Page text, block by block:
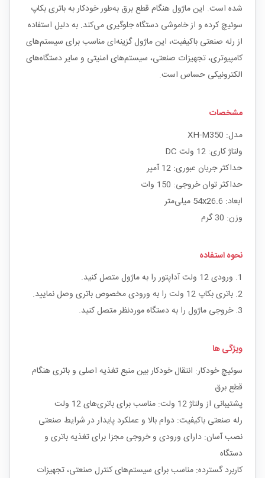
شده است. این ماژول هنگام قطع برق به‌طور خودکار به باتری بکاپ
سوئیچ کرده و از خاموشی دستگاه جلوگیری می‌کند. به دلیل استفاده
از رله صنعتی باکیفیت، این ماژول گزینه‌ای مناسب برای سیستم‌های
کامپیوتری، تجهیزات صنعتی، سیستم‌های امنیتی و سایر دستگاه‌های
الکترونیکی حساس است.
مشخصات
مدل: XH-M350
ولتاژ کاری: 12 ولت DC
حداکثر جریان عبوری: 12 آمپر
حداکثر توان خروجی: 150 وات
ابعاد: 54x26.6 میلی‌متر
وزن: 30 گرم
نحوه استفاده
1. ورودی 12 ولت آداپتور را به ماژول متصل کنید.
2. باتری بکاپ 12 ولت را به ورودی مخصوص باتری وصل نمایید.
3. خروجی ماژول را به دستگاه موردنظر متصل کنید.
ویژگی ها
سوئیچ خودکار: انتقال خودکار بین منبع تغذیه اصلی و باتری هنگام
قطع برق
پشتیبانی از ولتاژ 12 ولت: مناسب برای باتری‌های 12 ولت
رله صنعتی باکیفیت: دوام بالا و عملکرد پایدار در شرایط صنعتی
نصب آسان: دارای ورودی و خروجی مجزا برای تغذیه باتری و
دستگاه
کاربرد گسترده: مناسب برای سیستم‌های کنترل صنعتی، تجهیزات